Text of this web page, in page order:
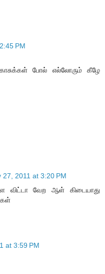
PM
போல் எல்லோரும் கீழே
27, 2011 at 3:20 PM
விட்டா வேற ஆள் கிடையாது
at 3:59 PM